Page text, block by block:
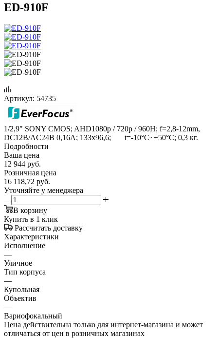
ED-910F
Артикул: 54735
1/2,9" SONY CMOS; AHD1080p / 720p / 960H; f=2,8-12mm,
DC12В/AC24В 0,16A; 133x96,6; t=-10°C~+50°C; 0,3 кг.
Подробности
Ваша цена
12 944 руб.
Розничная цена
16 118,72 руб.
Уточняйте у менеджера
В корзину
Купить в 1 клик
Рассчитать доставку
Характеристики
Исполнение
—
Уличное
Тип корпуса
—
Купольная
Объектив
—
Вариофокальный
Цена действительна только для интернет-магазина и может
отличаться от цен в розничных магазинах